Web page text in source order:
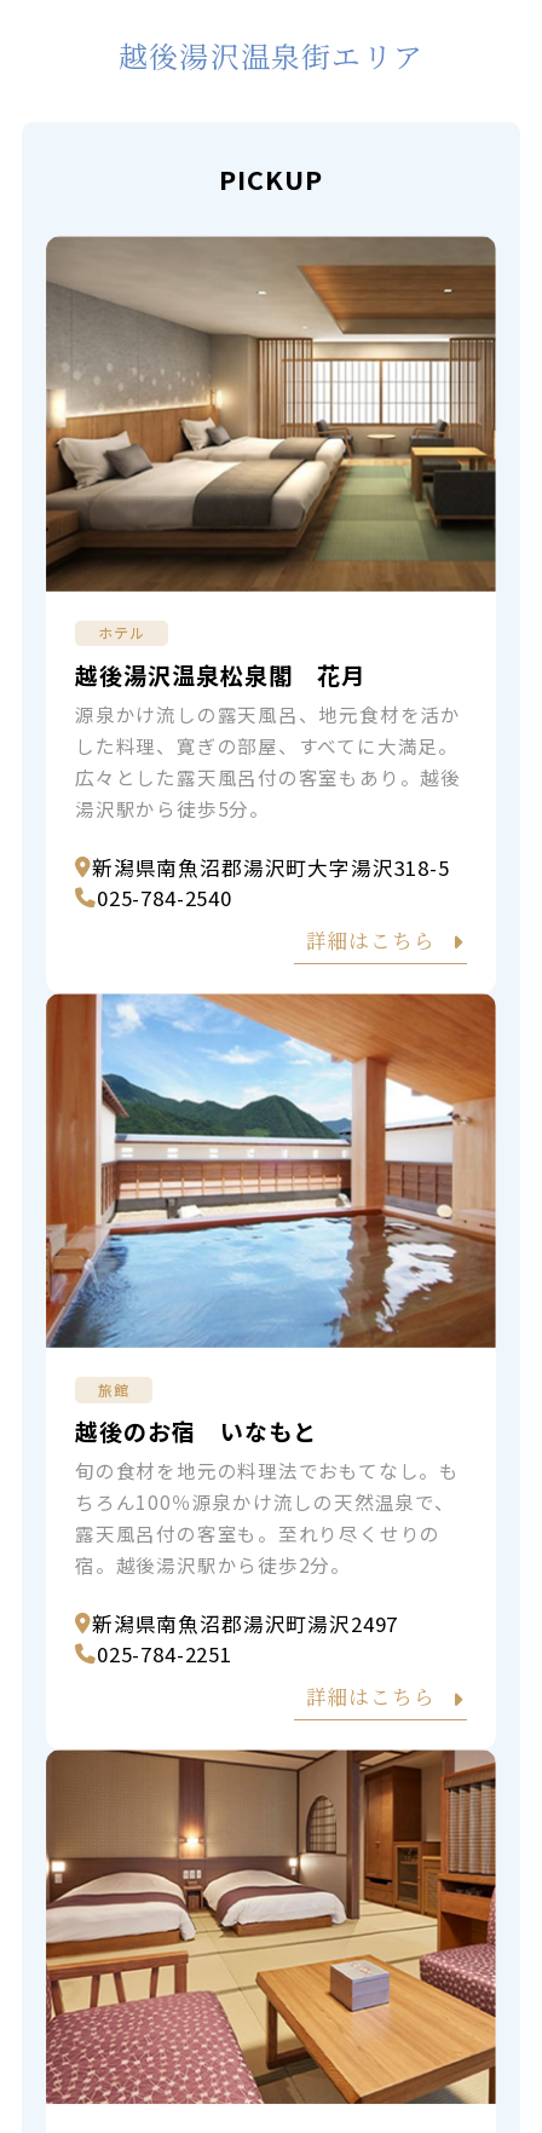
越後湯沢温泉街エリア
PICKUP
ホテル
越後湯沢温泉松泉閣 花月
源泉かけ流しの露天風呂、地元食材を活か
した料理、寛ぎの部屋、すべてに大満足。
広々とした露天風呂付の客室もあり。越後
湯沢駅から徒歩5分。
新潟県南魚沼郡湯沢町大字湯沢318-5
025-784-2540
詳細はこちら
旅館
越後のお宿 いなもと
旬の食材を地元の料理法でおもてなし。も
ちろん100％源泉かけ流しの天然温泉で、
露天風呂付の客室も。至れり尽くせりの
宿。越後湯沢駅から徒歩2分。
新潟県南魚沼郡湯沢町湯沢2497
025-784-2251
詳細はこちら